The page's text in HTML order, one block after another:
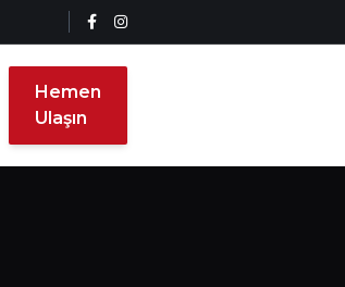
Hemen
Ulaşın